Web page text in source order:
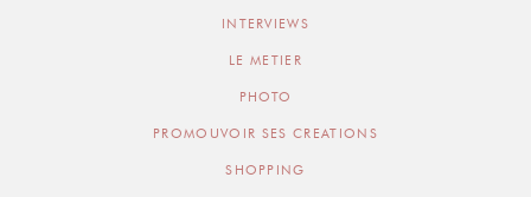
INTERVIEWS
LE METIER
PHOTO
PROMOUVOIR SES CREATIONS
SHOPPING